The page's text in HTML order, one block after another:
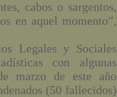
cabos o sargentos,
en aquel momento”,
Legales y Sociales
con algunas
marzo de este año
(50 fallecidos)